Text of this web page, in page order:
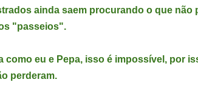
ainda saem procurando o que não
"passeios".
como eu e Pepa, isso é impossível, por
perderam.